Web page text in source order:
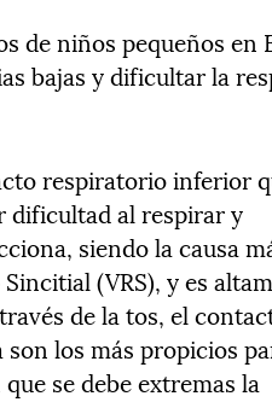
de niños pequeños en
bajas y dificultar la
respiratorio inferior
dificultad al respirar y
siendo la causa
(VRS), y es
de la tos, el
los más propicios
se debe extremas la